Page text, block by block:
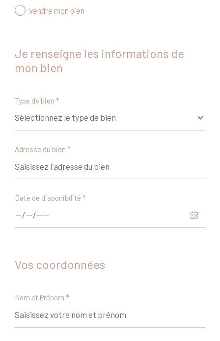
vendre mon bien
Je renseigne les informations de
mon bien
Type de bien *
Sélectionnez le type de bien
Adresse du bien *
Date de disponibilité *
Vos coordonnées
Nom et Prénom *